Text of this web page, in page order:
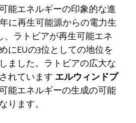
能エネルギーの印象的な進
に再生可能源からの電力生
、ラトビアが再生可能エネ
にEUの3位としての地位を
ました。ラトビアの広大な
れています エルウィンドプ
能エネルギーの生成の可能
ります。